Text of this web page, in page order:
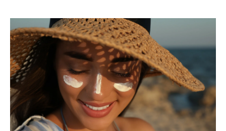
moda & ljepota